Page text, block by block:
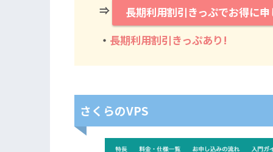
⇒
長期利用割引きっぷでお得に
・ 長期利用割引きっぷあり!
さくらのVPS